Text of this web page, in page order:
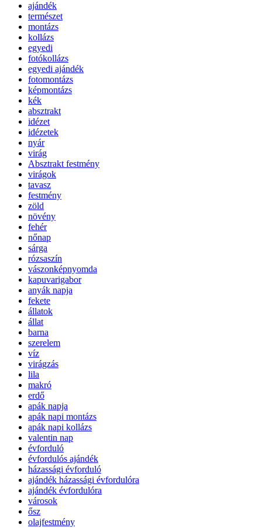
ajándék
természet
montázs
kollázs
egyedi
fotókollázs
egyedi ajándék
fotomontázs
képmontázs
kék
absztrakt
idézet
idézetek
nyár
virág
Absztrakt festmény
virágok
tavasz
festmény
zöld
növény
fehér
nőnap
sárga
rózsaszín
vászonképnyomda
kapuvarigabor
anyák napja
fekete
állatok
állat
barna
szerelem
víz
virágzás
lila
makró
erdő
apák napja
apák napi montázs
apák napi kollázs
valentin nap
évforduló
évfordulós ajándék
házassági évforduló
ajándék házassági évfordulóra
ajándék évfordulóra
városok
ősz
olajfestmény